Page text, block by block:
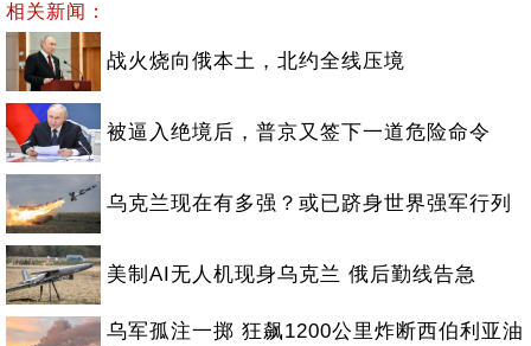
相关新闻：
战火烧向俄本土，北约全线压境
被逼入绝境后，普京又签下一道危险命令
乌克兰现在有多强？或已跻身世界强军行列
美制AI无人机现身乌克兰 俄后勤线告急
乌军孤注一掷 狂飙1200公里炸断西伯利亚油